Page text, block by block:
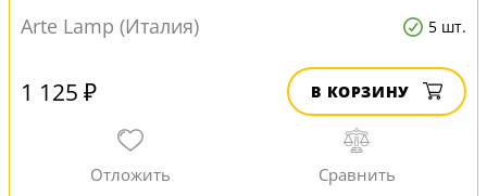
Arte Lamp (Италия)
5 шт.
1 125 ₽ В КОРЗИНУ